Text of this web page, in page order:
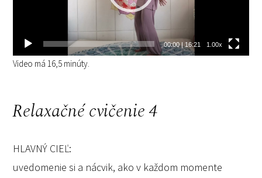
00:00| 16:21 1.00x
Video má 16,5 minúty.
Relaxačné cvičenie 4
HLAVNÝ CIEĽ:
uvedomenie si a nácvik, ako v každom momente